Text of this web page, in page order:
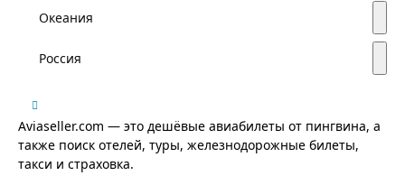
Океания
Россия
Aviaseller.com — это дешёвые авиабилеты от пингвина, а
также поиск отелей, туры, железнодорожные билеты,
такси и страховка.